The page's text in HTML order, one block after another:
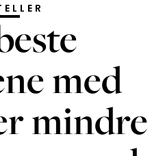
med
mindre